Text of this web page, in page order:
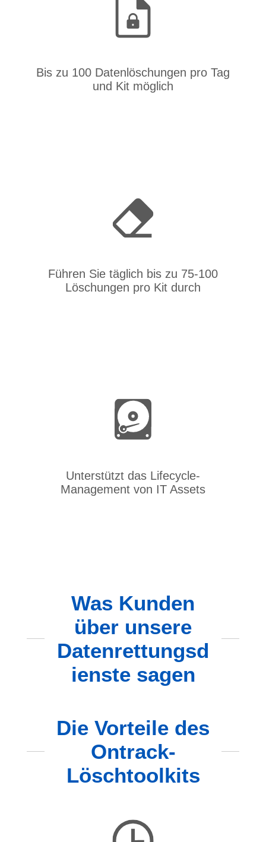
Bis zu 100 Datenlöschungen pro Tag
und Kit möglich
Führen Sie täglich bis zu 75-100
Löschungen pro Kit durch
Unterstützt das Lifecycle-
Management von IT Assets
Was Kunden
über unsere
Datenrettungsd
ienste sagen
Die Vorteile des
Ontrack-
Löschtoolkits